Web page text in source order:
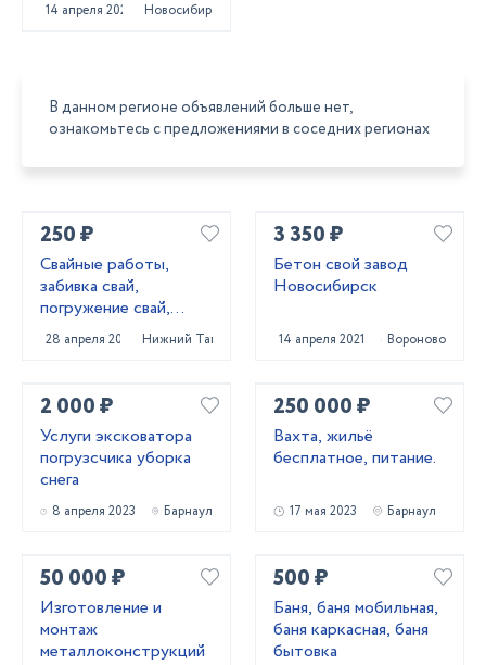
14 апреля 2022 Новосибирск
В данном регионе объявлений больше нет,
ознакомьтесь с предложениями в соседних регионах
250 ₽
Свайные работы,
забивка свай,
погружение свай,
сваебойные работы,
свайный фундамент
28 апреля 2022 Нижний Тагил
3 350 ₽
Бетон свой завод
Новосибирск
14 апреля 2021 Вороново
2 000 ₽
Услуги эксковатора
погрузсчика уборка
снега
8 апреля 2023 Барнаул
250 000 ₽
Вахта, жильё
бесплатное, питание.
17 мая 2023 Барнаул
50 000 ₽
Изготовление и
монтаж
металлоконструкций
500 ₽
Баня, баня мобильная,
баня каркасная, баня
бытовка